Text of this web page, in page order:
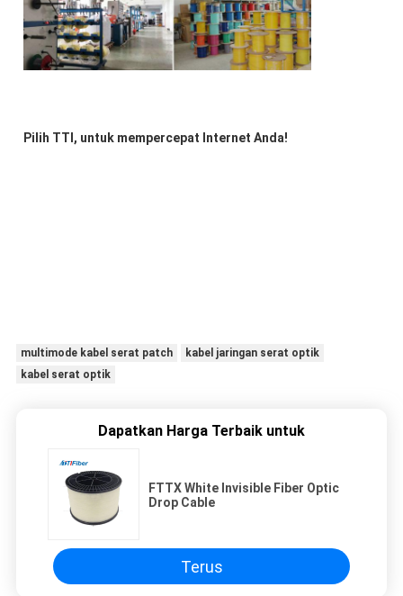
Pilih TTI, untuk mempercepat Internet Anda!
multimode kabel serat patch
kabel jaringan serat optik
kabel serat optik
Dapatkan Harga Terbaik untuk
FTTX White Invisible Fiber Optic
Drop Cable
Terus